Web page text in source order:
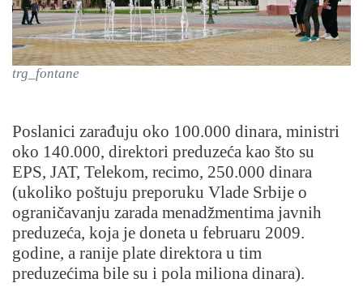
trg_fontane
Poslanici zarađuju oko 100.000 dinara, ministri
oko 140.000, direktori preduzeća kao što su
EPS, JAT, Telekom, recimo, 250.000 dinara
(ukoliko poštuju preporuku Vlade Srbije o
ograničavanju zarada menadžmentima javnih
preduzeća, koja je doneta u februaru 2009.
godine, a ranije plate direktora u tim
preduzećima bile su i pola miliona dinara).